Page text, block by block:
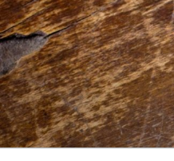
Перейти
к
содержимому